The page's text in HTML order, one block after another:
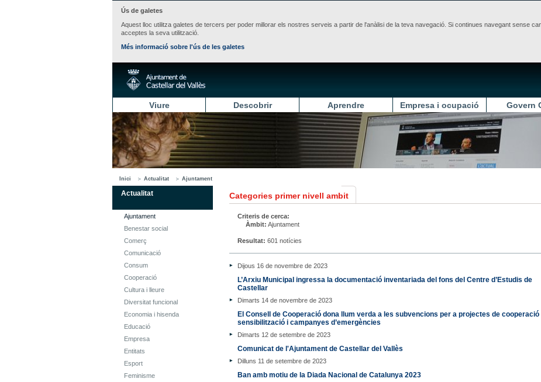
Ús de galetes
Aquest lloc utilitza galetes de tercers per poder millorar els nostres serveis a partir de l'anàlisi de la teva navegació. Si continues navegant sense
acceptes la seva utilització.
Més informació sobre l'ús de les galetes
Viure Descobrir Aprendre Empresa i ocupació Govern
Inici Actualitat Ajuntament
Actualitat
Ajuntament
Benestar social
Comerç
Comunicació
Consum
Cooperació
Cultura i lleure
Diversitat funcional
Economia i hisenda
Educació
Empresa
Entitats
Esport
Feminisme
Categories primer nivell ambit
Criteris de cerca:
Àmbit: Ajuntament
Resultat: 601 notícies
Dijous 16 de novembre de 2023
L’Arxiu Municipal ingressa la documentació inventariada del fons del Centre d’Estudis de
Castellar
Dimarts 14 de novembre de 2023
El Consell de Cooperació dona llum verda a les subvencions per a projectes de cooperació
sensibilització i campanyes d’emergències
Dimarts 12 de setembre de 2023
Comunicat de l'Ajuntament de Castellar del Vallès
Dilluns 11 de setembre de 2023
Ban amb motiu de la Diada Nacional de Catalunya 2023